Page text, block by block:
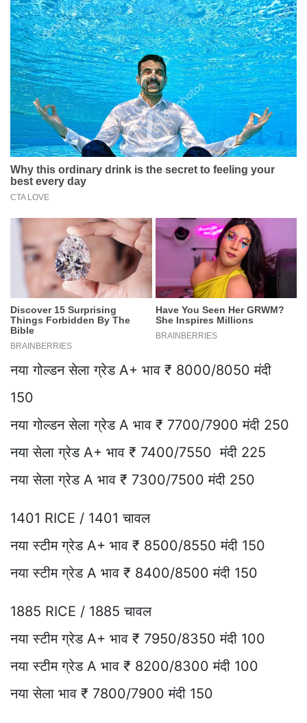
नया गोल्डन सेला ग्रेड A+ भाव ₹ 8000/8050 मंदी
150
नया गोल्डन सेला ग्रेड A भाव ₹ 7700/7900 मंदी 250
नया सेला ग्रेड A+ भाव ₹ 7400/7550 मंदी 225
नया सेला ग्रेड A भाव ₹ 7300/7500 मंदी 250
1401 RICE / 1401 चावल
नया स्टीम ग्रेड A+ भाव ₹ 8500/8550 मंदी 150
नया स्टीम ग्रेड A भाव ₹ 8400/8500 मंदी 150
1885 RICE / 1885 चावल
नया स्टीम ग्रेड A+ भाव ₹ 7950/8350 मंदी 100
नया स्टीम ग्रेड A भाव ₹ 8200/8300 मंदी 100
नया सेला भाव ₹ 7800/7900 मंदी 150